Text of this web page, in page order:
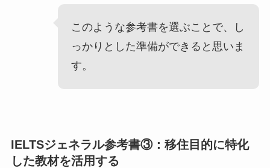
このような参考書を選ぶことで、し
っかりとした準備ができると思いま
す。
IELTSジェネラル参考書③：移住目的に特化
した教材を活用する